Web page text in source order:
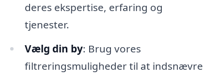
deres ekspertise, erfaring og
tjenester.
Vælg din by: Brug vores
filtreringsmuligheder til at indsnævre